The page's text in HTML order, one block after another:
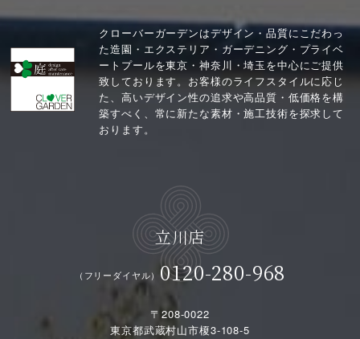
クローバーガーデンはデザイン・品質にこだわっ
た造園・エクステリア・ガーデニング・プライベ
ートプールを東京・神奈川・埼玉を中心にご提供
致しております。お客様のライフスタイルに応じ
た、高いデザイン性の追求や高品質・低価格を構
築すべく、常に新たな素材・施工技術を探求して
おります。
立川店
（フリーダイヤル） 0120-280-968
〒208-0022
東京都武蔵村山市榎3-108-5